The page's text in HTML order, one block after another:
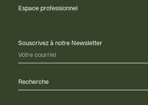
Espace professionnel
Souscrivez à notre Newsletter
Votre courriel
Recherche